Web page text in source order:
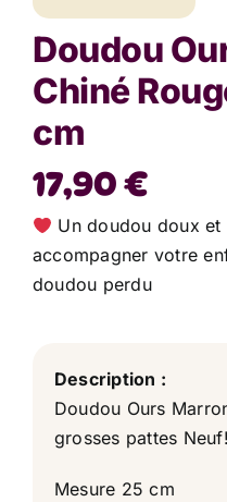
Doudou
Chiné
cm
17,90€
Un doudou doux
accompagner votre
doudou perdu
Description :
Doudou Ours
grosses pattes
Mesure 25 cm